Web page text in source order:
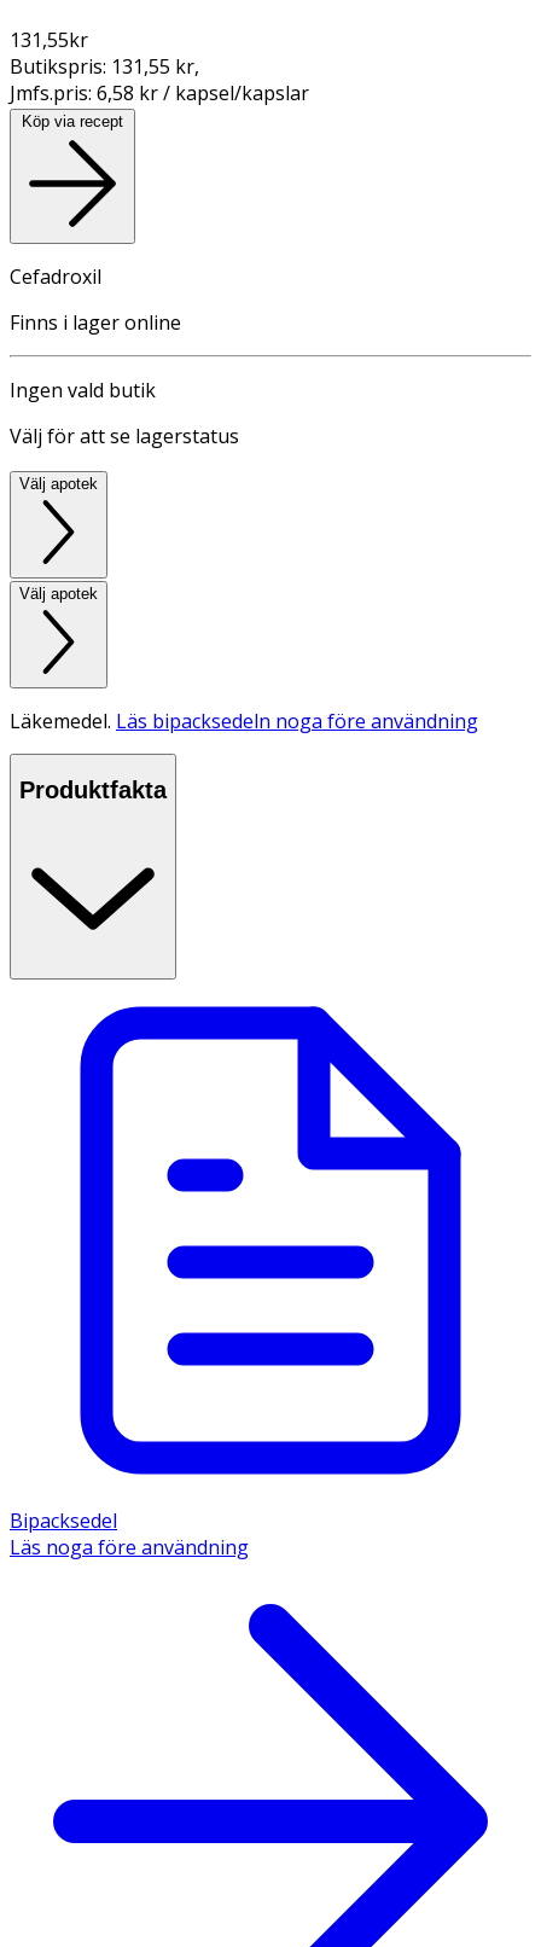
131,55kr
Butikspris: 131,55 kr,
Jmfs.pris: 6,58 kr / kapsel/kapslar
Köp via recept
Cefadroxil
Finns i lager online
Ingen vald butik
Välj för att se lagerstatus
Välj apotek
Välj apotek
Läkemedel. Läs bipacksedeln noga före användning
Produktfakta
Bipacksedel
Läs noga före användning